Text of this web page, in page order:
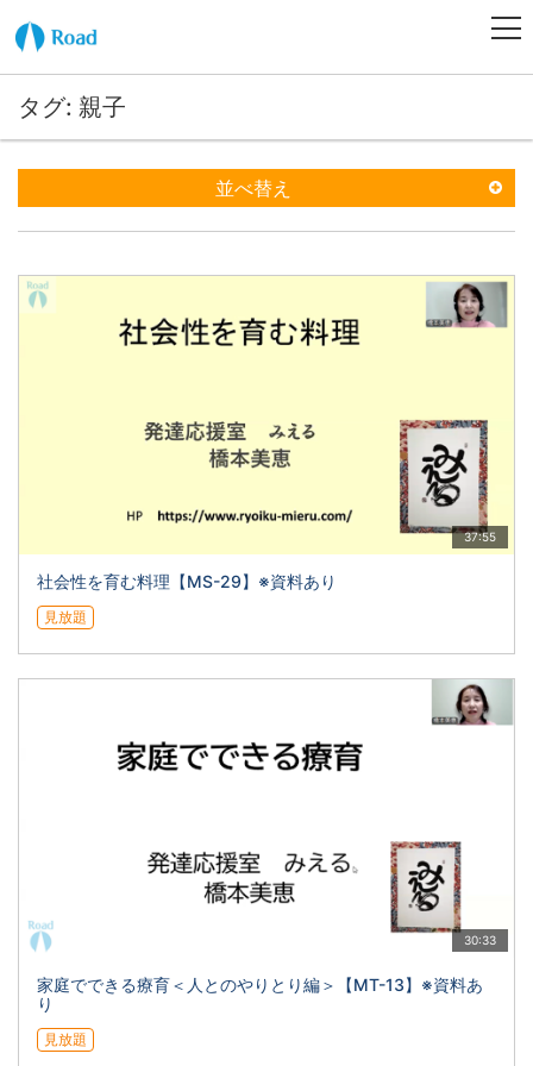
タグ: 親子
並べ替え
37:55
社会性を育む料理【MS-29】※資料あり
見放題
30:33
家庭でできる療育＜人とのやりとり編＞【MT-13】※資料あ
り
見放題